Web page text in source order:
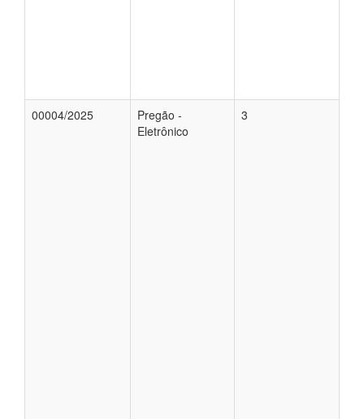
00004/2025
Pregão -
Eletrônico
3